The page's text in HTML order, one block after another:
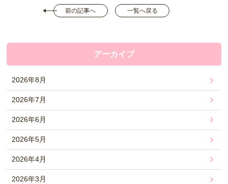
前の記事へ 一覧へ戻る
アーカイブ
2026年8月
2026年7月
2026年6月
2026年5月
2026年4月
2026年3月